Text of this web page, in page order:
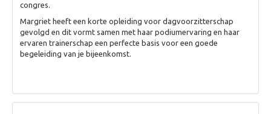
congres.
Margriet heeft een korte opleiding voor dagvoorzitterschap
gevolgd en dit vormt samen met haar podiumervaring en haar
ervaren trainerschap een perfecte basis voor een goede
begeleiding van je bijeenkomst.